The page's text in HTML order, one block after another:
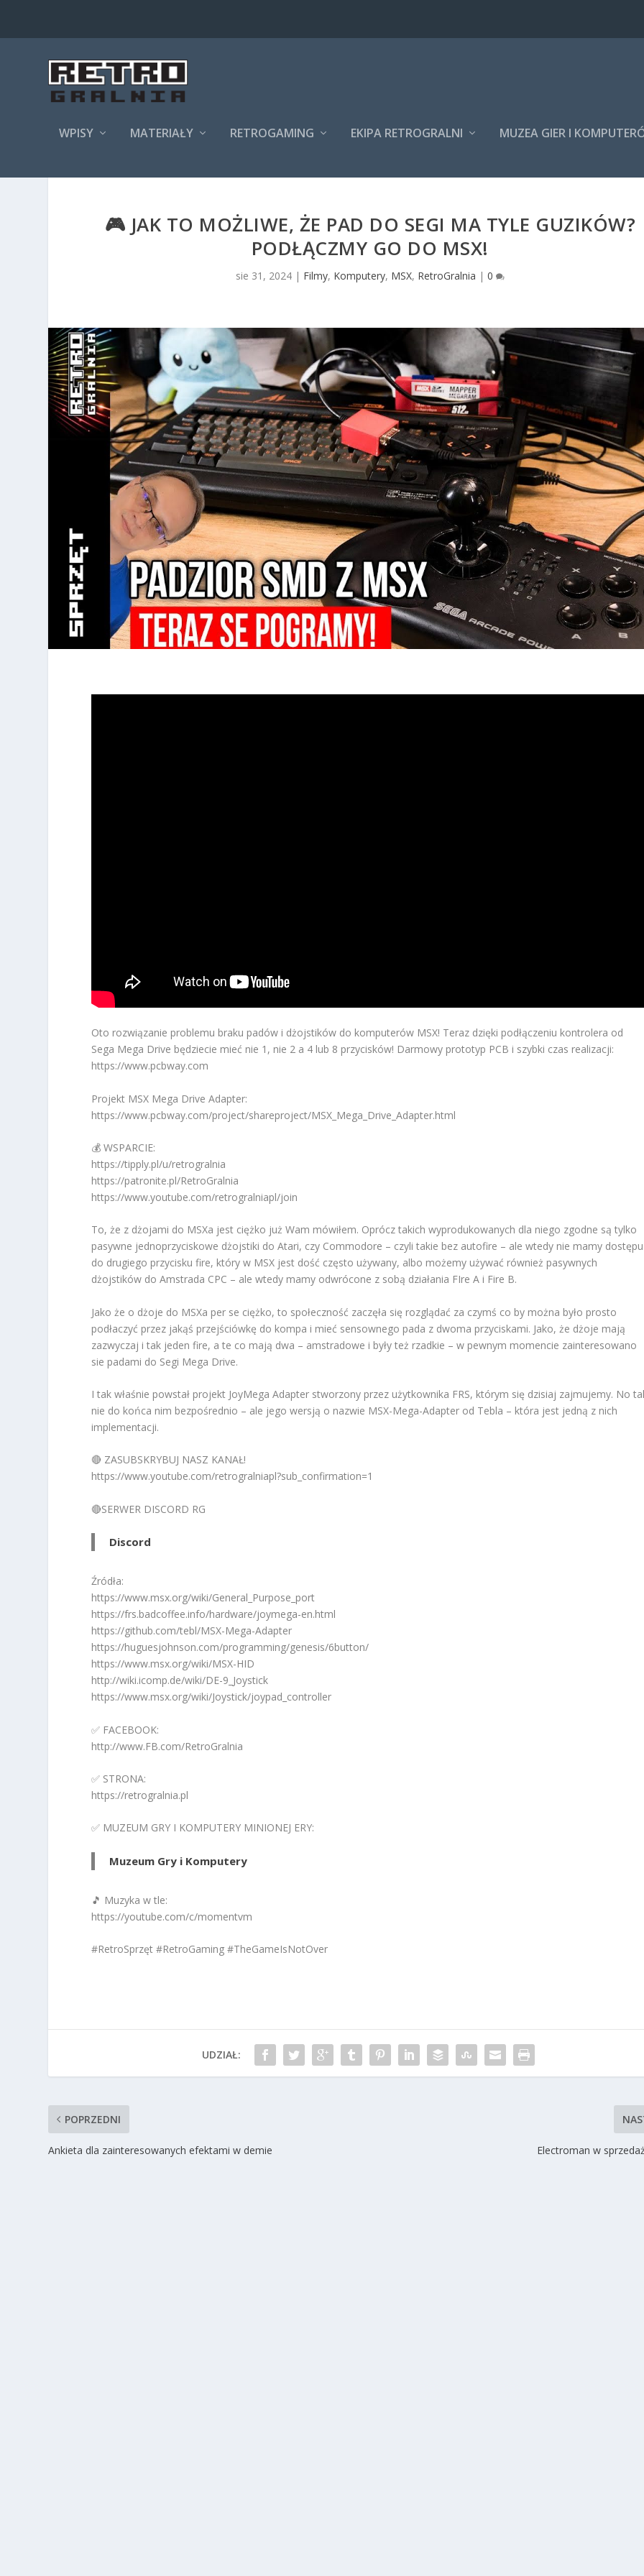
WPISY MATERIAŁY RETROGAMING EKIPA RETROGRALNI MUZEA GIER I
🎮 JAK TO MOŻLIWE, ŻE PAD DO SEGI MA TYLE GUZIKÓW?
PODŁĄCZMY GO DO MSX!
sie 31, 2024| Filmy, Komputery, MSX, RetroGralnia | 0
Oto rozwiązanie problemu braku padów i dżojstików do komputerów MSX! Teraz dzięki podłączeniu kontrolera od
Sega Mega Drive będziecie mieć nie 1, nie 2 a 4 lub 8 przycisków! Darmowy prototyp PCB i szybki czas realizacji:
https://www.pcbway.com
Projekt MSX Mega Drive Adapter:
https://www.pcbway.com/project/shareproject/MSX_Mega_Drive_Adapter.html
💰 WSPARCIE:
https://tipply.pl/u/retrogralnia
https://patronite.pl/RetroGralnia
https://www.youtube.com/retrogralniapl/join
To, że z dżojami do MSXa jest ciężko już Wam mówiłem. Oprócz takich wyprodukowanych dla niego zgodne są tylko
pasywne jednoprzyciskowe dżojstiki do Atari, czy Commodore – czyli takie bez autofire – ale wtedy nie mamy dostępu
do drugiego przycisku fire, który w MSX jest dość często używany, albo możemy używać również pasywnych
dżojstików do Amstrada CPC – ale wtedy mamy odwrócone z sobą działania FIre A i Fire B.
Jako że o dżoje do MSXa per se ciężko, to społeczność zaczęła się rozglądać za czymś co by można było prosto
podłaczyć przez jakąś przejściówkę do kompa i mieć sensownego pada z dwoma przyciskami. Jako, że dżoje mają
zazwyczaj i tak jeden fire, a te co mają dwa – amstradowe i były też rzadkie – w pewnym momencie zainteresowano
sie padami do Segi Mega Drive.
I tak właśnie powstał projekt JoyMega Adapter stworzony przez użytkownika FRS, którym się dzisiaj zajmujemy. No
nie do końca nim bezpośrednio – ale jego wersją o nazwie MSX-Mega-Adapter od Tebla – która jest jedną z nich
implementacji.
🔴 ZASUBSKRYBUJ NASZ KANAŁ!
https://www.youtube.com/retrogralniapl?sub_confirmation=1
🔴SERWER DISCORD RG
Discord
Źródła:
https://www.msx.org/wiki/General_Purpose_port
https://frs.badcoffee.info/hardware/joymega-en.html
https://github.com/tebl/MSX-Mega-Adapter
https://huguesjohnson.com/programming/genesis/6button/
https://www.msx.org/wiki/MSX-HID
http://wiki.icomp.de/wiki/DE-9_Joystick
https://www.msx.org/wiki/Joystick/joypad_controller
✅ FACEBOOK:
http://www.FB.com/RetroGralnia
✅ STRONA:
https://retrogralnia.pl
✅ MUZEUM GRY I KOMPUTERY MINIONEJ ERY:
Muzeum Gry i Komputery
🎵 Muzyka w tle:
https://youtube.com/c/momentvm
#RetroSprzęt #RetroGaming #TheGameIsNotOver
UDZIAŁ:
POPRZEDNI
Ankieta dla zainteresowanych efektami w demie Electroman w